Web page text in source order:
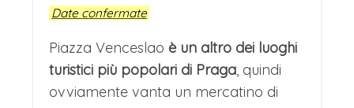
Date confermate
Piazza Venceslao è un altro dei luoghi
turistici più popolari di Praga, quindi
ovviamente vanta un mercatino di